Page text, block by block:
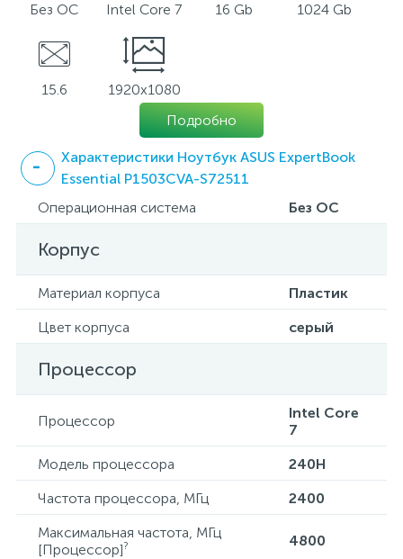
Без ОС Intel Core 7 16 Gb 1024 Gb
15.6
1920x1080
Подробно
Характеристики Ноутбук ASUS ExpertBook
Essential P1503CVA-S72511
Операционная система
Без ОС
Корпус
Материал корпуса
Пластик
Цвет корпуса
серый
Процессор
Процессор
Intel Core
7
Модель процессора
240H
Частота процессора, МГц
2400
Максимальная частота, МГц
[Процессор]? 4800